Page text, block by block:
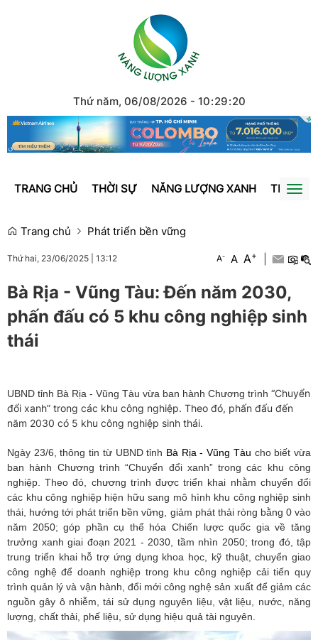
Thứ năm, 06/08/2026 - 10:29:20
TRANG CHỦ THỜI SỰ NĂNG LƯỢNG XANH TRÁI
Trang chủ
Phát triển bền vững
Thứ hai, 23/06/2025 13:12 A- A A+
Bà Rịa - Vũng Tàu: Đến năm 2030,
phấn đấu có 5 khu công nghiệp sinh
thái
UBND tỉnh Bà Rịa - Vũng Tàu vừa ban hành Chương trình “Chuyển
đổi xanh” trong các khu công nghiệp. Theo đó, phấn đấu đến
năm 2030 có 5 khu công nghiệp sinh thái.
Ngày 23/6, thông tin từ UBND tỉnh Bà Rịa - Vũng Tàu cho biết vừa
ban hành Chương trình “Chuyển đổi xanh” trong các khu công
nghiệp. Theo đó, chương trình được triển khai nhằm chuyển đổi
các khu công nghiệp hiện hữu sang mô hình khu công nghiệp sinh
thái, hướng tới phát triển bền vững, giảm phát thải ròng bằng 0 vào
năm 2050; góp phần cụ thể hóa Chiến lược quốc gia về tăng
trưởng xanh giai đoạn 2021 - 2030, tầm nhìn 2050; trong đó, tập
trung triển khai hỗ trợ ứng dụng khoa học, kỹ thuật, chuyển giao
công nghệ để doanh nghiệp trong khu công nghiệp cải tiến quy
trình quản lý và vận hành, đổi mới công nghệ sản xuất để giảm các
nguồn gây ô nhiễm, tái sử dụng nguyên liệu, vật liệu, nước, năng
lượng, chất thải, phế liệu, sử dụng hiệu quả tài nguyên.